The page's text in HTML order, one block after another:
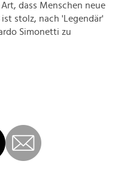
dass Menschen neue
ist stolz, nach 'Legendär'
Simonetti zu